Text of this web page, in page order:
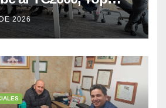
Nacional este fin
2026